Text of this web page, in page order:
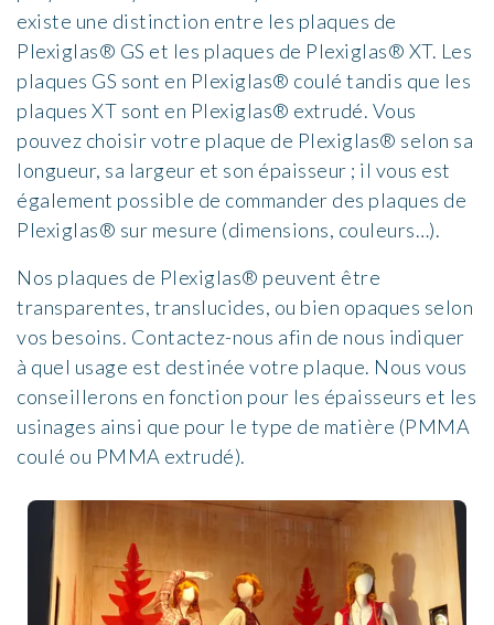
existe une distinction entre les plaques de
Plexiglas® GS et les plaques de Plexiglas® XT. Les
plaques GS sont en Plexiglas® coulé tandis que les
plaques XT sont en Plexiglas® extrudé. Vous
pouvez choisir votre plaque de Plexiglas® selon sa
longueur, sa largeur et son épaisseur ; il vous est
également possible de commander des plaques de
Plexiglas® sur mesure (dimensions, couleurs…).
Nos plaques de Plexiglas® peuvent être
transparentes, translucides, ou bien opaques selon
vos besoins. Contactez-nous afin de nous indiquer
à quel usage est destinée votre plaque. Nous vous
conseillerons en fonction pour les épaisseurs et les
usinages ainsi que pour le type de matière (PMMA
coulé ou PMMA extrudé).